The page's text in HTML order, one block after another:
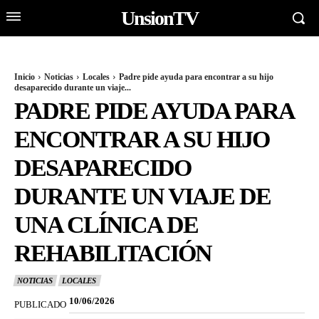
UnsionTV
Inicio Noticias Locales
Padre pide ayuda para encontrar a su hijo
desaparecido durante un viaje...
PADRE PIDE AYUDA PARA
ENCONTRAR A SU HIJO
DESAPARECIDO
DURANTE UN VIAJE DE
UNA CLÍNICA DE
REHABILITACIÓN
NOTICIAS LOCALES
PUBLICADO 10/06/2026